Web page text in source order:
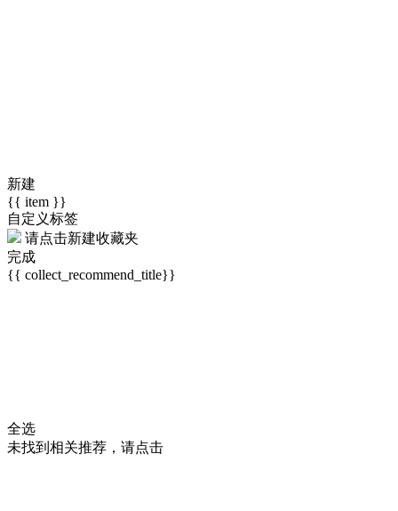
新建
{{ item }}
自定义标签
请点击新建收藏夹
完成
{{ collect_recommend_title}}
全选
未找到相关推荐，请点击